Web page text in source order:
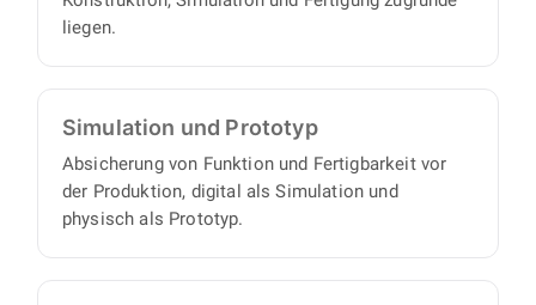
liegen.
Simulation und Prototyp
Absicherung von Funktion und Fertigbarkeit vor
der Produktion, digital als Simulation und
physisch als Prototyp.